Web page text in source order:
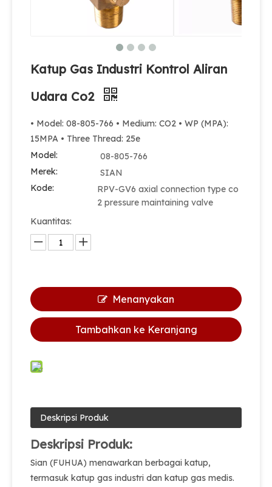
Katup Gas Industri Kontrol Aliran
Udara Co2
• Model: 08-805-766 • Medium: CO2 • WP (MPA):
15MPA • Three Thread: 25e
Model:
08-805-766
Merek:
SIAN
Kode:
RPV-GV6 axial connection type co
2 pressure maintaining valve
Kuantitas:
Menanyakan
Tambahkan ke Keranjang
Deskripsi Produk
Deskripsi Produk:
Sian (FUHUA) menawarkan berbagai katup,
termasuk katup gas industri dan katup gas medis.